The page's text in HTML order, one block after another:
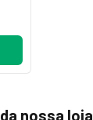
nossa loja